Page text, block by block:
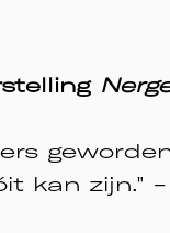
kan zijn."